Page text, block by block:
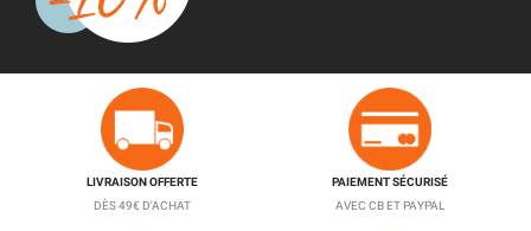
LIVRAISON OFFERTE
DÈS 49€ D'ACHAT
PAIEMENT SÉCURISÉ
AVEC CB ET PAYPAL